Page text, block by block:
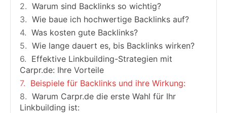
Warum sind Backlinks so wichtig?
Wie baue ich hochwertige Backlinks auf?
Was kosten gute Backlinks?
Wie lange dauert es, bis Backlinks wirken?
Effektive Linkbuilding-Strategien mit
Carpr.de: Ihre Vorteile
Beispiele für Backlinks und ihre Wirkung:
Warum Carpr.de die erste Wahl für Ihr
Linkbuilding ist: